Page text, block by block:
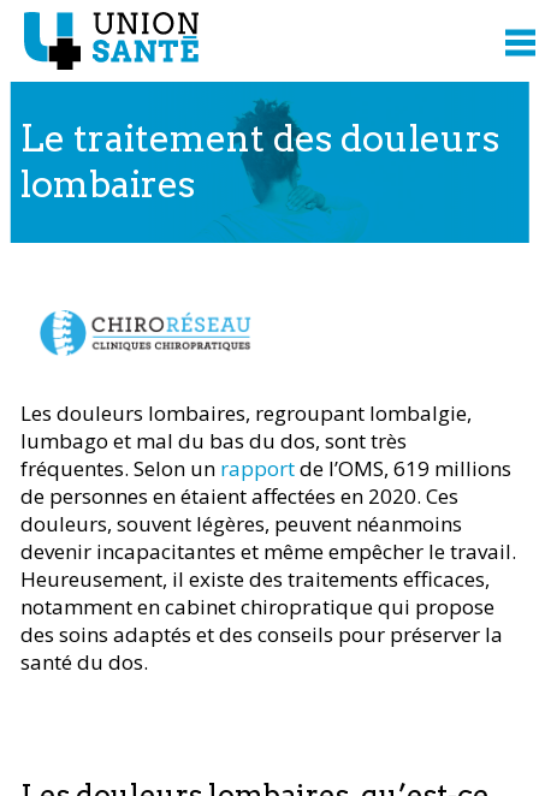
Le traitement des douleurs
lombaires
Les douleurs lombaires, regroupant lombalgie,
lumbago et mal du bas du dos, sont très
fréquentes. Selon un rapportde l’OMS, 619 millions
de personnes en étaient affectées en 2020. Ces
douleurs, souvent légères, peuvent néanmoins
devenir incapacitantes et même empêcher le travail.
Heureusement, il existe des traitements efficaces,
notamment en cabinet chiropratique qui propose
des soins adaptés et des conseils pour préserver la
santé du dos.